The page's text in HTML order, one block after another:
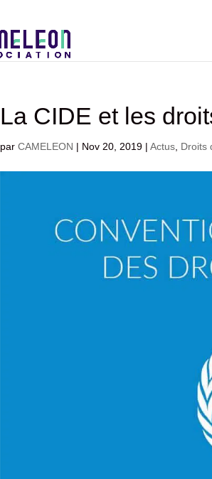
La CIDE et les
parCAMELEON | Nov 20, 2019 |Actus Droits